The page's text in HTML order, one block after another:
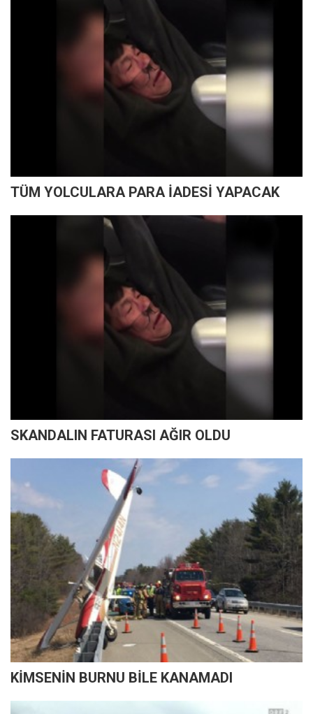
TÜM YOLCULARA PARA İADESİ YAPACAK
SKANDALIN FATURASI AĞIR OLDU
KİMSENİN BURNU BİLE KANAMADI